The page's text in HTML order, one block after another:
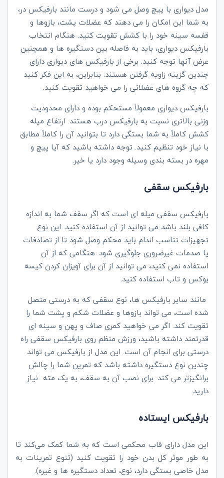
مدل دیواری با پیچ وصل می شود و درست مانند بارفیکس در،
به شما این امکان را می دهند که عضلات پشت، بازوها و
قفسه سینه خود را با کشش تقویت کنید. هنگام انتخاب
بارفیکس دیواری، باید به فاصله بین دستگیره ها و همچنین
عرض آنها توجه کنید. برخی از بارفیکس های دیواری دارای
چندین گزینه زاویه گرفتن هستند. بنابراین، به این فکر کنید
که چه گروه های عضلانی را می خواهید تقویت کنید.
بارفیکس دیواری معمولاً مستحکم بوده و دارای محدودیت
وزنی بالاتری نسبت به بارفیکس درب هستند. ارتفاع میله
کشش کاملاً به شما بستگی دارد تا بتوانید آن را کاملاً مطابق
با نیاز خود تنظیم کنید. توجه داشته باشید که آیا پیچ و
مهره در بسته بندی وسیله وجود دارد یا خیر.
بارفیکس سقفی
بارفیکس سقفی میله ای است که اگر سقف شما به اندازه
کافی بلند باشد می توانید از آن استفاده کنید. این نوع
تجهیزات تناسب اندام باید محکم وصل شود تا از تصادفات
یا صدمات غیرضروری جلوگیری شود. هنگامی که از آن
استفاده نمی کنید، می توانید از آن برای آویزان کردن کیسه
بوکس و تاب استفاده کنید.
مانند سایر بارفیکس ها، نوع سقفی که به درستی متصل
شده است، می تواند بازوها و عضلات شکم و پشت شما را
تقویت کند. اگر می خواهید کمری صاف و پهن و سینه ای
قدرتمند داشته باشید، ورزش منظم روی بارفیکس سقفی راه
درستی برای انجام آن است. این مدل از بارفیکس می تواند
چندین نوع دستگیره داشته باشد که تمرین شما را چالش
برانگیزتر می کند. برای نصب آن به سقف، به یک مته نیاز
دارید.
بارفیکس ایستاده
این مدل دارای قاب محکمی است که به شما کمک می‌کند تا
به طور موثر کل بدن خود را تقویت کنید (تنوع تمرینات به
مدل خاصی بستگی دارد، نوع، تعداد دستگیره ها و غیره).